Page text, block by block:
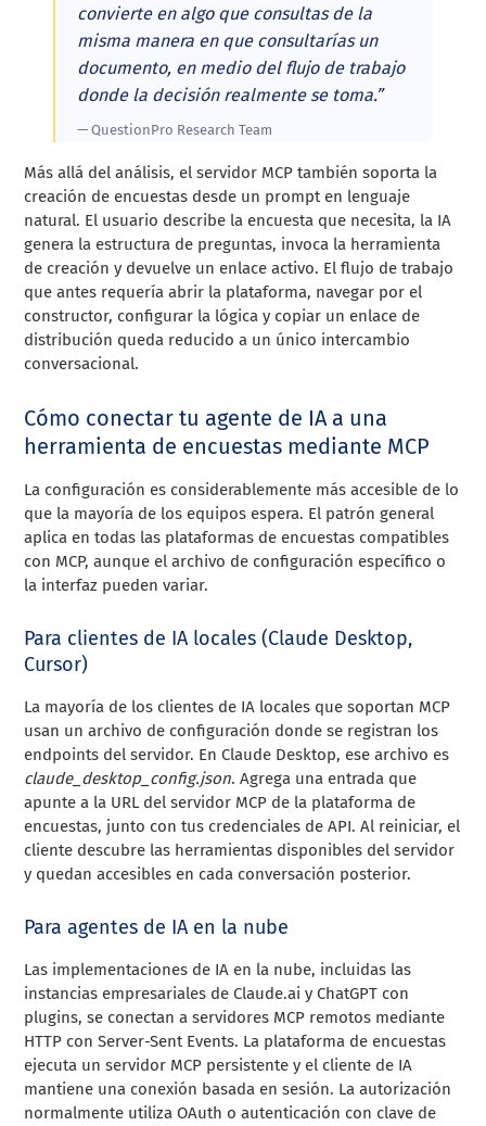
convierte en algo que consultas de la
misma manera en que consultarías un
documento, en medio del flujo de trabajo
donde la decisión realmente se toma.”
— QuestionPro Research Team
Más allá del análisis, el servidor MCP también soporta la
creación de encuestas desde un prompt en lenguaje
natural. El usuario describe la encuesta que necesita, la IA
genera la estructura de preguntas, invoca la herramienta
de creación y devuelve un enlace activo. El flujo de trabajo
que antes requería abrir la plataforma, navegar por el
constructor, configurar la lógica y copiar un enlace de
distribución queda reducido a un único intercambio
conversacional.
Cómo conectar tu agente de IA a una
herramienta de encuestas mediante MCP
La configuración es considerablemente más accesible de lo
que la mayoría de los equipos espera. El patrón general
aplica en todas las plataformas de encuestas compatibles
con MCP, aunque el archivo de configuración específico o
la interfaz pueden variar.
Para clientes de IA locales (Claude Desktop,
Cursor)
La mayoría de los clientes de IA locales que soportan MCP
usan un archivo de configuración donde se registran los
endpoints del servidor. En Claude Desktop, ese archivo es
claude_desktop_config.json. Agrega una entrada que
apunte a la URL del servidor MCP de la plataforma de
encuestas, junto con tus credenciales de API. Al reiniciar, el
cliente descubre las herramientas disponibles del servidor
y quedan accesibles en cada conversación posterior.
Para agentes de IA en la nube
Las implementaciones de IA en la nube, incluidas las
instancias empresariales de Claude.ai y ChatGPT con
plugins, se conectan a servidores MCP remotos mediante
HTTP con Server-Sent Events. La plataforma de encuestas
ejecuta un servidor MCP persistente y el cliente de IA
mantiene una conexión basada en sesión. La autorización
normalmente utiliza OAuth o autenticación con clave de